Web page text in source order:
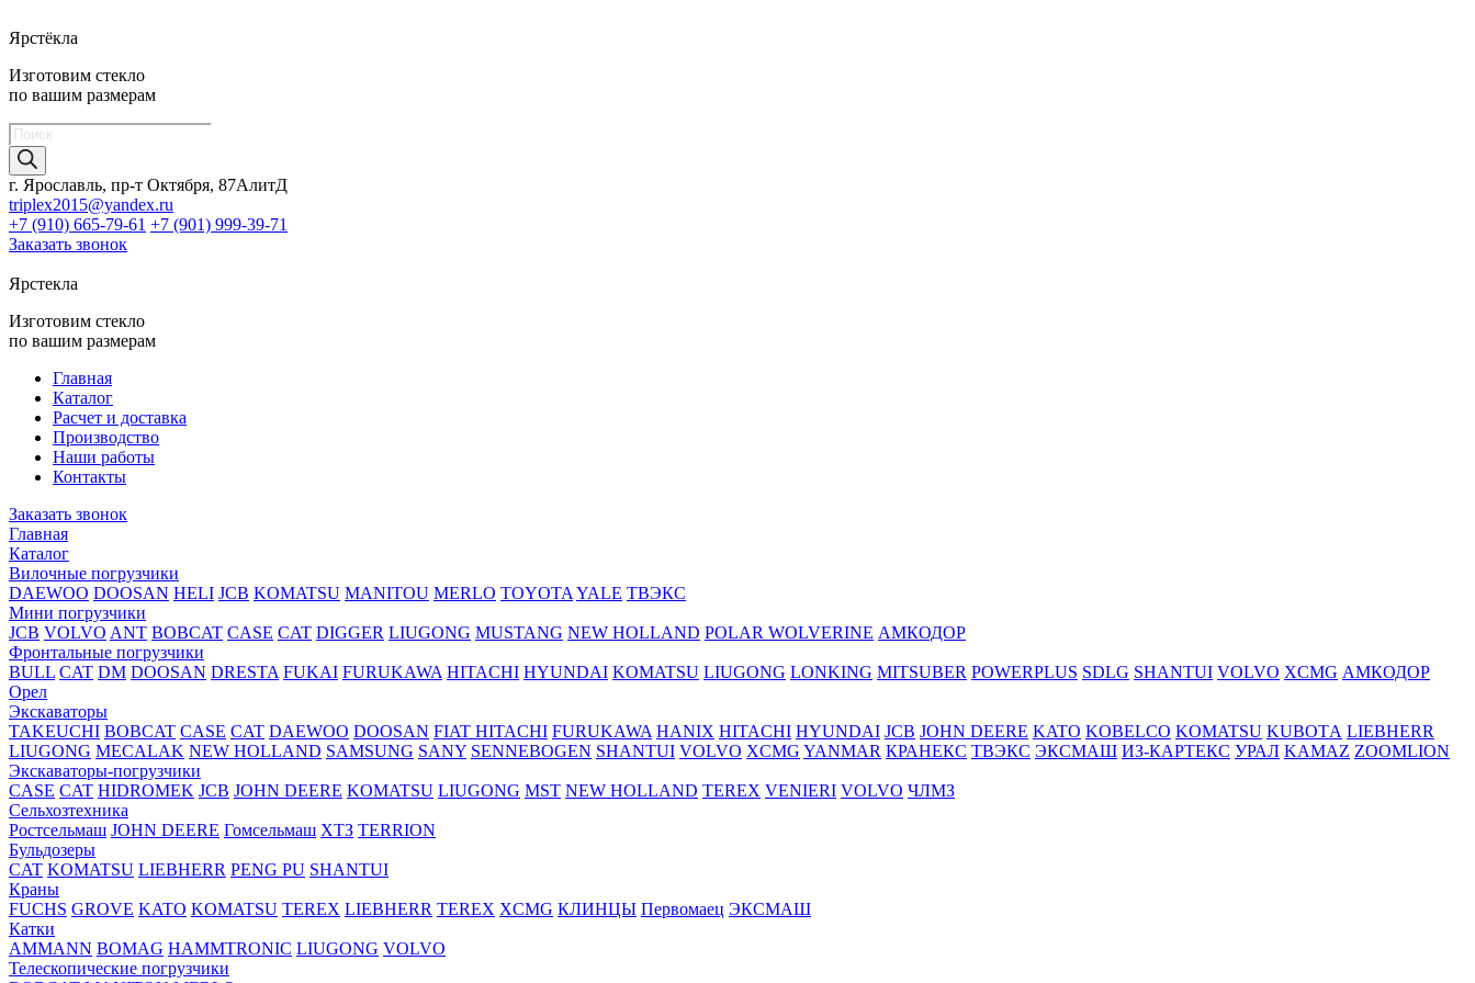
Ярстёкла
Изготовим стекло
по вашим размерам
Поиск
товаров
г. Ярославль, пр-т Октября, 87АлитД
triplex2015@yandex.ru
+7 (910) 665-79-61 +7 (901) 999-39-71
Заказать звонок
Ярстекла
Изготовим стекло
по вашим размерам
Главная
Каталог
Расчет и доставка
Производство
Наши работы
Контакты
Заказать звонок
Главная
Каталог
Вилочные погрузчики
DAEWOO DOOSAN HELI JCB KOMATSU MANITOU MERLO TOYOTA YALE ТВЭКС
Мини погрузчики
JCB VOLVO ANT BOBCAT CASE CAT DIGGER LIUGONG MUSTANG NEW HOLLAND POLAR WOLVERINE АМКОДОР
Фронтальные погрузчики
BULL CAT DM DOOSAN DRESTA FUKAI FURUKAWA HITACHI HYUNDAI KOMATSU LIUGONG LONKING MITSUBER POWERPLUS SDLG SHANTUI VOLVO XCMG АМКОДОР
Орел
Экскаваторы
TAKEUCHI BOBCAT CASE CAT DAEWOO DOOSAN FIAT HITACHI FURUKAWA HANIX HITACHI HYUNDAI JCB JOHN DEERE KATO KOBELCO KOMATSU KUBOTА LIEBHERR
LIUGONG MECALAK NEW HOLLAND SAMSUNG SANY SENNEBOGEN SHANTUI VOLVO XCMG YANMAR КРАНЕКС ТВЭКС ЭКСМАШ ИЗ-КАРТЕКС УРАЛ KAMAZ ZOOMLION
Экскаваторы-погрузчики
CASE CAT HIDROМEK JCB JOHN DEERE KOMATSU LIUGONG MST NEW HOLLAND TEREX VENIERI VOLVO ЧЛМЗ
Сельхозтехника
Ростсельмаш JOHN DEERE Гомсельмаш ХТЗ TERRION
Бульдозеры
CAT KOMATSU LIEBHERR PENG PU SHANTUI
Краны
FUCHS GROVE KATO KOMATSU TEREX LIEBHERR TEREX XCMG КЛИНЦЫ Первомаец ЭКСМАШ
Катки
AMMANN BOMAG HAMMTRONIC LIUGONG VOLVO
Телескопические погрузчики